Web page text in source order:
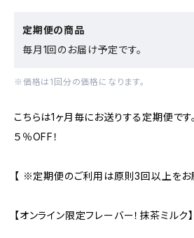
定期便の商品
毎月1回のお届け予定です。
※価格は1回分の価格になります。
こちらは1ヶ月毎にお送りする定期便です
５％OFF！
【 ※定期便のご利用は原則3回以上をお願
【オンライン限定フレーバー！抹茶ミルク】